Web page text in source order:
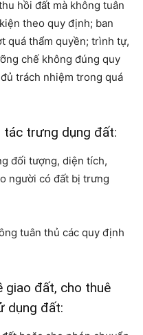
hồi đất mà không tuân
theo quy định; ban
quá thẩm quyền; trình tự,
chế không đúng quy
trách nhiệm trong quá
tác trưng dụng đất:
đối tượng, diện tích,
người có đất bị trưng
tuân thủ các quy định
giao đất, cho thuê
dụng đất: